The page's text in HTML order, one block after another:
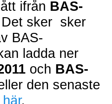
ifrån BAS-
sker sker
BAS-
ladda ner
och BAS-
den senaste
här.